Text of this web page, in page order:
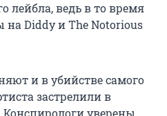
лейбла, ведь в то время
на Diddy и The Notorious
и в убийстве самого
застрелили в
Конспирологи уверены,